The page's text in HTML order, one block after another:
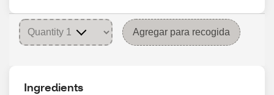
Agregar para recogida
Ingredients